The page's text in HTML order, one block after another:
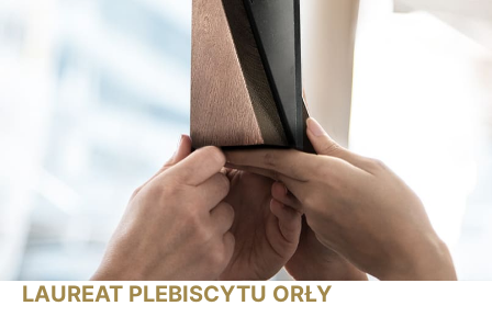
LAUREAT PLEBISCYTU ORŁY